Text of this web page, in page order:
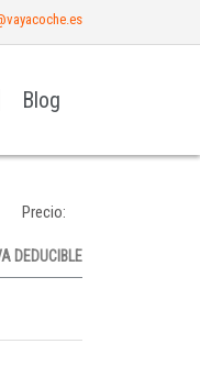
Blog
Precio:
DEDUCIBLE